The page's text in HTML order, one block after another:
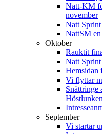
Natt-KM
november
Natt
NattSM
Oktober
Rauktit
Natt
Hemsidan
Vi flyttar
Snättringe
Höstlunken
September
Vi startar